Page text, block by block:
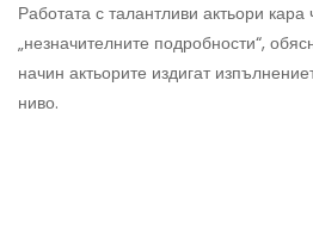
Работата с талантливи актьори
„незначителните подробности“,
начин актьорите издигат
ниво.